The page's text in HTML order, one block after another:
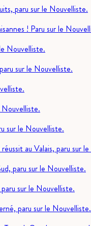
paru sur le Nouvelliste.
! Paru sur le
Nouvelliste.
sur le Nouvelliste.
sur le Nouvelliste.
au Valais, paru sur
paru sur le Nouvelliste.
sur le Nouvelliste.
paru sur le Nouvelliste.